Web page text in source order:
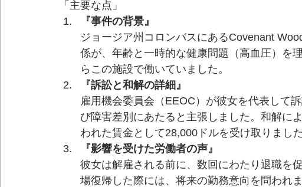
「主要な点」
『事件の背景』
ジョージア州コロンバスにあるCovenant
係が、年齢と一時的な健康問題（高血圧）を
らこの施設で働いていました。
『訴訟と和解の詳細』
雇用機会委員会（EEOC）が彼女を代表して
び障害差別にあたると主張しました。和解に
われた賃金として28,000ドルを受け取りました
『影響を受けた労働者の声』
彼女は解雇される前に、数回にわたり退職を
場復帰した際には、将来の勤務意向を問われ